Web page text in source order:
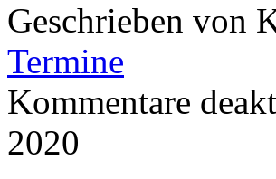
Geschrieben von
Termine
Kommentare
2020